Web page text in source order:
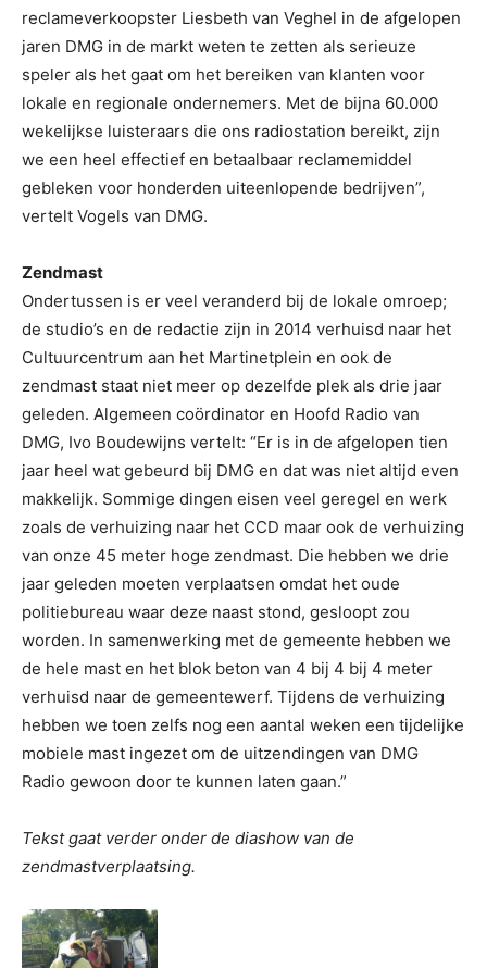
reclameverkoopster Liesbeth van Veghel in de afgelopen
jaren DMG in de markt weten te zetten als serieuze
speler als het gaat om het bereiken van klanten voor
lokale en regionale ondernemers. Met de bijna 60.000
wekelijkse luisteraars die ons radiostation bereikt, zijn
we een heel effectief en betaalbaar reclamemiddel
gebleken voor honderden uiteenlopende bedrijven”,
vertelt Vogels van DMG.
Zendmast
Ondertussen is er veel veranderd bij de lokale omroep;
de studio’s en de redactie zijn in 2014 verhuisd naar het
Cultuurcentrum aan het Martinetplein en ook de
zendmast staat niet meer op dezelfde plek als drie jaar
geleden. Algemeen coördinator en Hoofd Radio van
DMG, Ivo Boudewijns vertelt: “Er is in de afgelopen tien
jaar heel wat gebeurd bij DMG en dat was niet altijd even
makkelijk. Sommige dingen eisen veel geregel en werk
zoals de verhuizing naar het CCD maar ook de verhuizing
van onze 45 meter hoge zendmast. Die hebben we drie
jaar geleden moeten verplaatsen omdat het oude
politiebureau waar deze naast stond, gesloopt zou
worden. In samenwerking met de gemeente hebben we
de hele mast en het blok beton van 4 bij 4 bij 4 meter
verhuisd naar de gemeentewerf. Tijdens de verhuizing
hebben we toen zelfs nog een aantal weken een tijdelijke
mobiele mast ingezet om de uitzendingen van DMG
Radio gewoon door te kunnen laten gaan.”
Tekst gaat verder onder de diashow van de
zendmastverplaatsing.